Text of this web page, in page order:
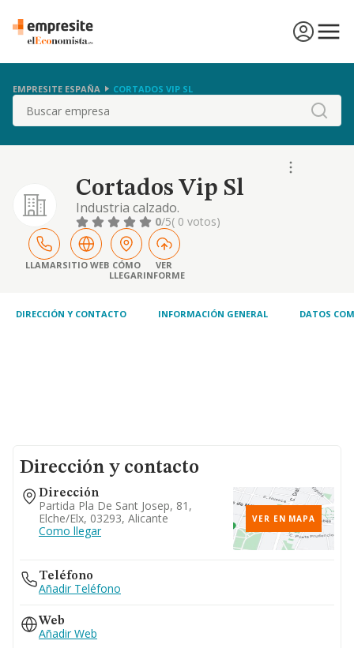
EMPRESITE ESPAÑA CORTADOS VIP SL
Buscar
Cortados Vip Sl
Industria calzado.
0/5( 0 votos)
LLAMARSITIO WEB CÓMO
LLEGAR
VER
INFORME
DIRECCIÓN Y CONTACTO INFORMACIÓN GENERAL DATOS
Dirección y contacto
Dirección
Partida Pla De Sant Josep, 81,
Elche/elx, 03293, Alicante
Como llegar
VER EN MAPA
Teléfono
Añadir Teléfono
Web
Añadir Web